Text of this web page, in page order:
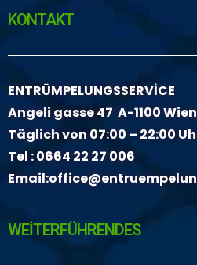
KONTAKT
ENTRÜMPELUNGSSERVİCE
Angeli gasse 47 A-1100 Wien
Täglich von 07:00 – 22:00
Tel :0664 22 27 006
Email:
WEİTERFÜHRENDES